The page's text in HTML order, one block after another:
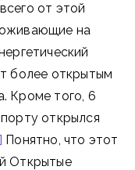
от этой
на
более открытым
Кроме того, 6
открылся
Понятно, что этот
Открытые